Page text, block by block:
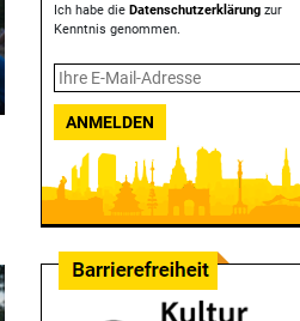
Ich habe die Datenschutzerklärung zur
Kenntnis genommen.
ANMELDEN